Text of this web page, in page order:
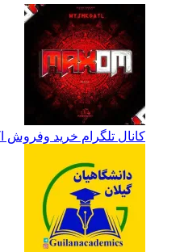
کانال تلگرام خرید وفروش